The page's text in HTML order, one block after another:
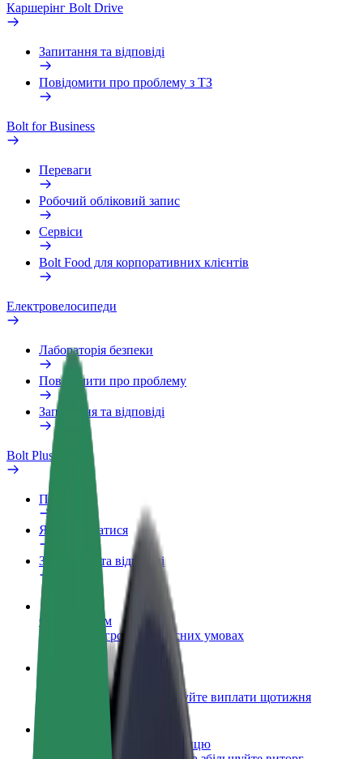
Каршерінг Bolt Drive
Запитання та відповіді
Повідомити про проблему з ТЗ
Bolt for Business
Переваги
Робочий обліковий запис
Сервіси
Bolt Food для корпоративних клієнтів
Електровелосипеди
Лабораторія безпеки
Повідомити про проблему
Запитання та відповіді
Bolt Plus
Переваги
Як приєднатися
Запитання та відповіді
Стати водієм
Заробляйте гроші на власних умовах
Стати кур'єром
Доставляйте їжу та отримуйте виплати щотижня
Додати ресторан чи крамницю